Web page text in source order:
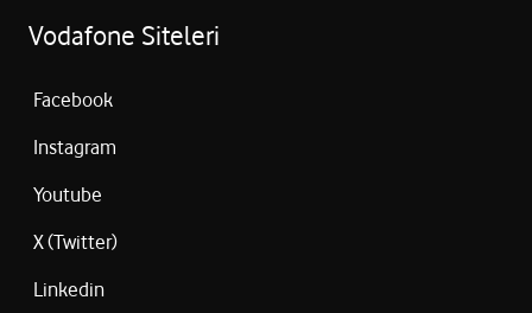
Vodafone Siteleri
Facebook
Instagram
Youtube
X (Twitter)
Linkedin